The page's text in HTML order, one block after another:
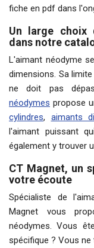
fiche en pdf dans
Un large choix
dans notre
L'aimant néodyme
dimensions. Sa
ne doit pas
néodymes propose
cylindres, aimants
l'aimant puissant
également y trouver
CT Magnet, un
votre écoute
Spécialiste de
Magnet vous
néodymes. Vous
spécifique ? Vous